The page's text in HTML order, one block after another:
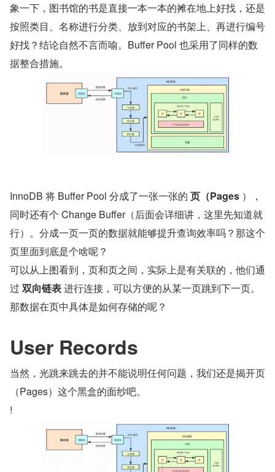
象一下，图书馆的书是直接一本一本的摊在地上好找，还是
按照类目、名称进行分类、放到对应的书架上、再进行编号
好找？结论自然不言而喻。Buffer Pool 也采用了同样的数
据整合措施。
InnoDB 将 Buffer Pool 分成了一张一张的 页（Pages ），
同时还有个 Change Buffer（后面会详细讲，这里先知道就
行）。分成一页一页的数据就能够提升查询效率吗？那这个
页里面到底是个啥呢？
可以从上图看到，页和页之间，实际上是有关联的，他们通
过 双向链表 进行连接，可以方便的从某一页跳到下一页。
那数据在页中具体是如何存储的呢？
User Records
当然，光跳来跳去的并不能说明任何问题，我们还是揭开页
（Pages）这个黑盒的面纱吧。
!